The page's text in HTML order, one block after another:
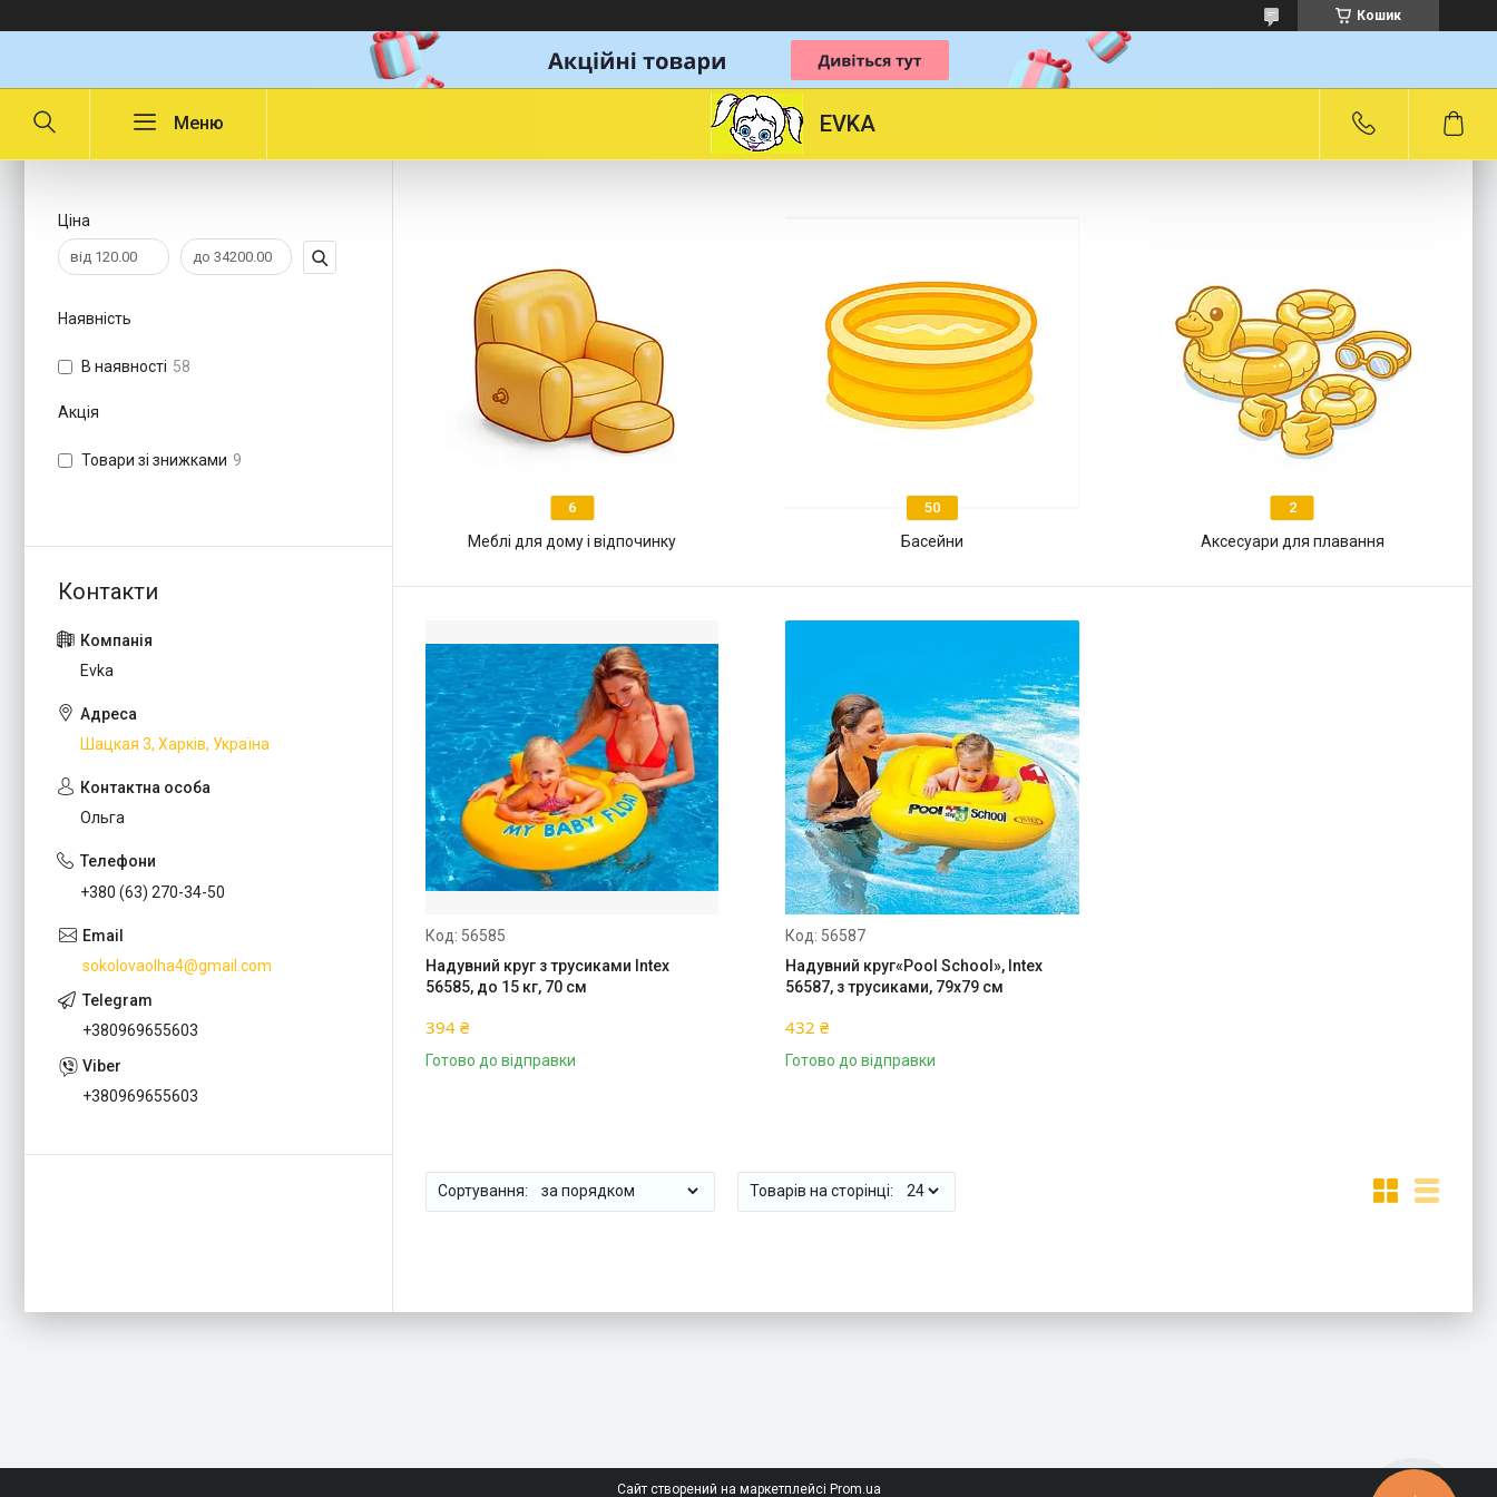
Кошик
EVKA
Меблі для дому і відпочинку
6
Басейни
50
Аксесуари для плавання
2
56585
Надувний круг з трусиками Intex
56585, до 15 кг, 70 см
394 ₴
Готово до відправки
56587
Надувний круг«Pool School», Intex
56587, з трусиками, 79х79 см
432 ₴
Готово до відправки
Фільтри
Ціна
Наявність
В наявності 58
Акція
Товари зі знижками 9
Evka
Шацкая 3, Харків, Україна
Ольга
+380 (63) 270-34-50
sokolovaolha4@gmail.com
+380969655603
+380969655603
Сайт створений на маркетплейсі Prom.ua